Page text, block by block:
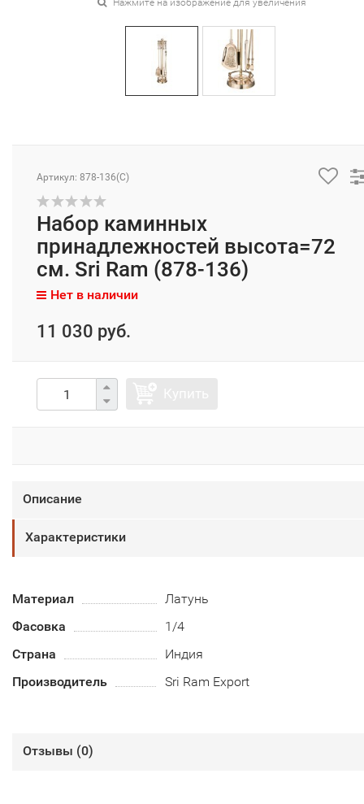
Нажмите на изображение для увеличения
Артикул: 878-136(C)
Набор каминных
принадлежностей высота=72
см. Sri Ram (878-136)
Нет в наличии
11 030 руб.
Описание
Характеристики
Материал
Латунь
Фасовка
1/4
Страна
Индия
Производитель
Sri Ram Export
Отзывы (0)